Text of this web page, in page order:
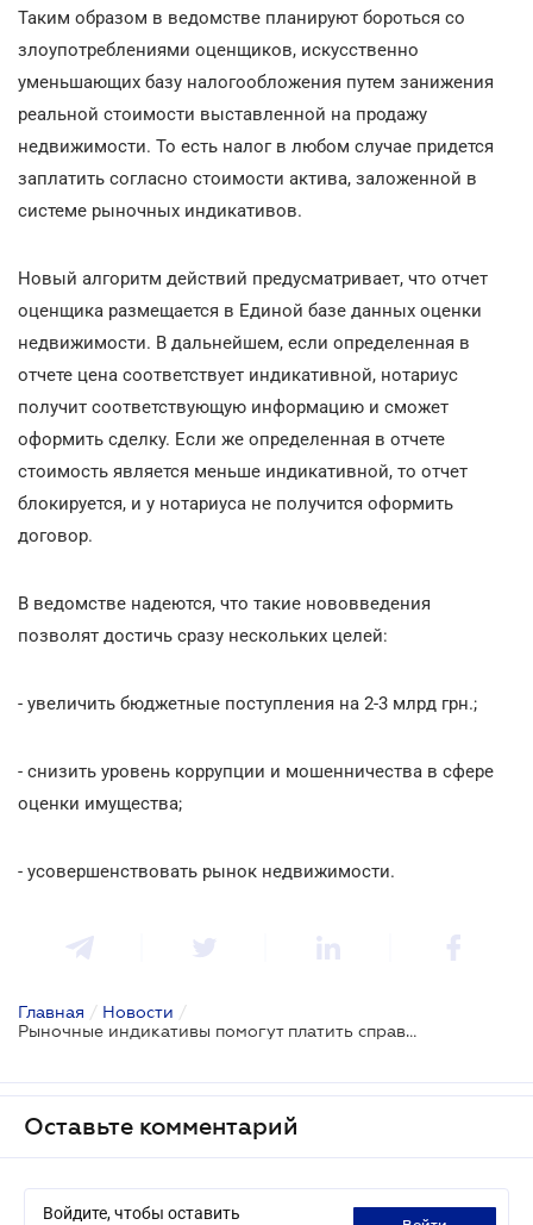
Таким образом в ведомстве планируют бороться со
злоупотреблениями оценщиков, искусственно
уменьшающих базу налогообложения путем занижения
реальной стоимости выставленной на продажу
недвижимости. То есть налог в любом случае придется
заплатить согласно стоимости актива, заложенной в
системе рыночных индикативов.
Новый алгоритм действий предусматривает, что отчет
оценщика размещается в Единой базе данных оценки
недвижимости. В дальнейшем, если определенная в
отчете цена соответствует индикативной, нотариус
получит соответствующую информацию и сможет
оформить сделку. Если же определенная в отчете
стоимость является меньше индикативной, то отчет
блокируется, и у нотариуса не получится оформить
договор.
В ведомстве надеются, что такие нововведения
позволят достичь сразу нескольких целей:
- увеличить бюджетные поступления на 2-3 млрд грн.;
- снизить уровень коррупции и мошенничества в сфере
оценки имущества;
- усовершенствовать рынок недвижимости.
Главная / Новости /
Рыночные индикативы помогут платить справедливые налоги по сделкам с недвижимостью
Оставьте комментарий
Войдите, чтобы оставить